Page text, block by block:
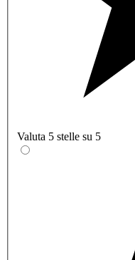
Valuta 5 stelle su 5